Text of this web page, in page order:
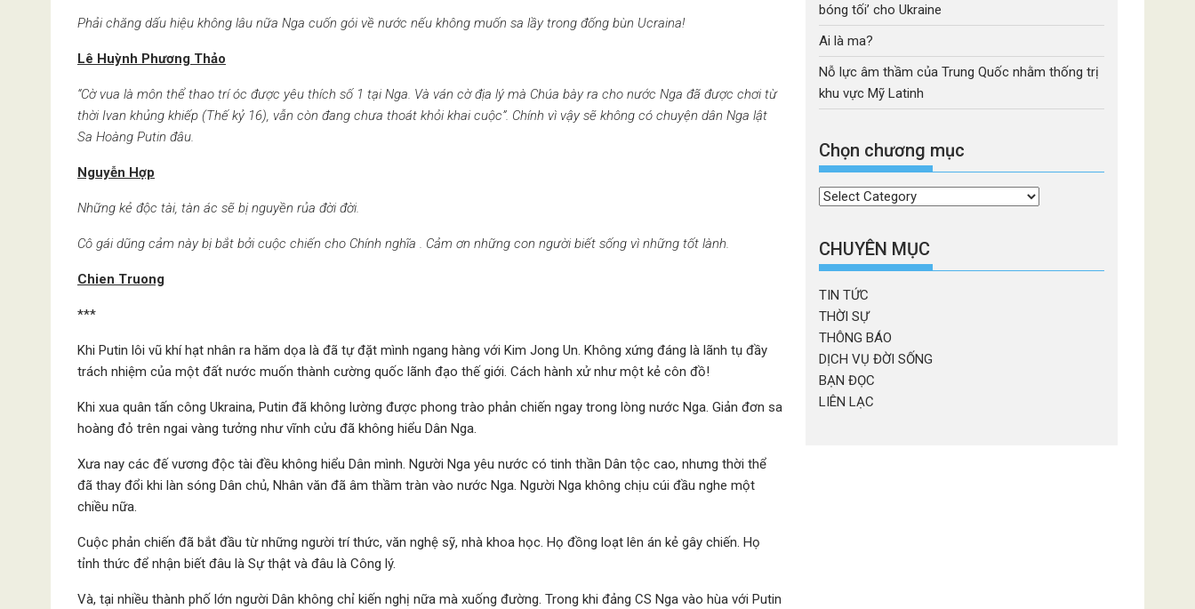
Phải chăng dấu hiệu không lâu nữa Nga cuốn gói về nước nếu không muốn sa lầy trong đống bùn Ucraina!
Lê Huỳnh Phương Thảo
“Cờ vua là môn thể thao trí óc được yêu thích số 1 tại Nga. Và ván cờ địa lý mà Chúa bày ra cho nước Nga đã được chơi từ
thời Ivan khủng khiếp (Thế kỷ 16), vẫn còn đang chưa thoát khỏi khai cuộc”. Chính vì vậy sẽ không có chuyện dân Nga lật
Sa Hoàng Putin đâu.
Nguyễn Hợp
Những kẻ độc tài, tàn ác sẽ bị nguyền rủa đời đời.
Cô gái dũng cảm này bị bắt bởi cuộc chiến cho Chính nghĩa . Cảm ơn những con người biết sống vì những tốt lành.
Chien Truong
***
Khi Putin lôi vũ khí hạt nhân ra hăm dọa là đã tự đặt mình ngang hàng với Kim Jong Un. Không xứng đáng là lãnh tụ đầy
trách nhiệm của một đất nước muốn thành cường quốc lãnh đạo thế giới. Cách hành xử như một kẻ côn đồ!
Khi xua quân tấn công Ukraina, Putin đã không lường được phong trào phản chiến ngay trong lòng nước Nga. Giản đơn sa
hoàng đỏ trên ngai vàng tưởng như vĩnh cửu đã không hiểu Dân Nga.
Xưa nay các đế vương độc tài đều không hiểu Dân mình. Người Nga yêu nước có tinh thần Dân tộc cao, nhưng thời thể
đã thay đổi khi làn sóng Dân chủ, Nhân văn đã âm thầm tràn vào nước Nga. Người Nga không chịu cúi đầu nghe một
chiều nữa.
Cuộc phản chiến đã bắt đầu từ những người trí thức, văn nghệ sỹ, nhà khoa học. Họ đồng loạt lên án kẻ gây chiến. Họ
tỉnh thức để nhận biết đâu là Sự thật và đâu là Công lý.
Và, tại nhiều thành phố lớn người Dân không chỉ kiến nghị nữa mà xuống đường. Trong khi đảng CS Nga vào hùa với Putin
bóng tối’ cho Ukraine
Ai là ma?
Nỗ lực âm thầm của Trung Quốc nhằm thống trị
khu vực Mỹ Latinh
Chọn chương mục
Chọn
mục
CHUYÊN MỤC
TIN TỨC
THỜI SỰ
THÔNG BÁO
DỊCH VỤ ĐỜI SỐNG
BẠN ĐỌC
LIÊN LẠC